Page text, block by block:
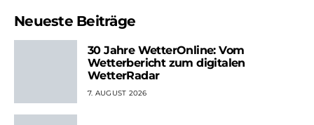
Neueste Beiträge
30 Jahre WetterOnline: Vom
Wetterbericht zum digitalen
WetterRadar
7. AUGUST 2026